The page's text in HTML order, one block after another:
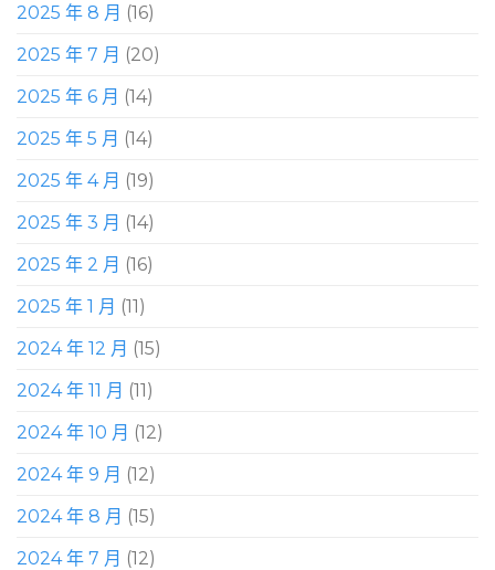
2025 年 8 月 (16)
2025 年 7 月 (20)
2025 年 6 月 (14)
2025 年 5 月 (14)
2025 年 4 月 (19)
2025 年 3 月 (14)
2025 年 2 月 (16)
2025 年 1 月 (11)
2024 年 12 月 (15)
2024 年 11 月 (11)
2024 年 10 月 (12)
2024 年 9 月 (12)
2024 年 8 月 (15)
2024 年 7 月 (12)